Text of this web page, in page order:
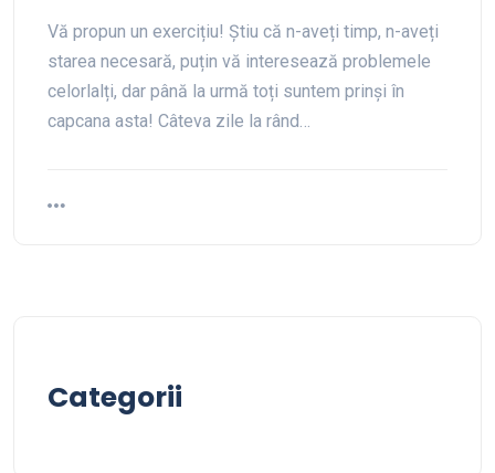
Vă propun un exercițiu! Știu că n-aveți timp, n-aveți
starea necesară, puțin vă interesează problemele
celorlalți, dar până la urmă toți suntem prinși în
capcana asta! Câteva zile la rând…
Categorii